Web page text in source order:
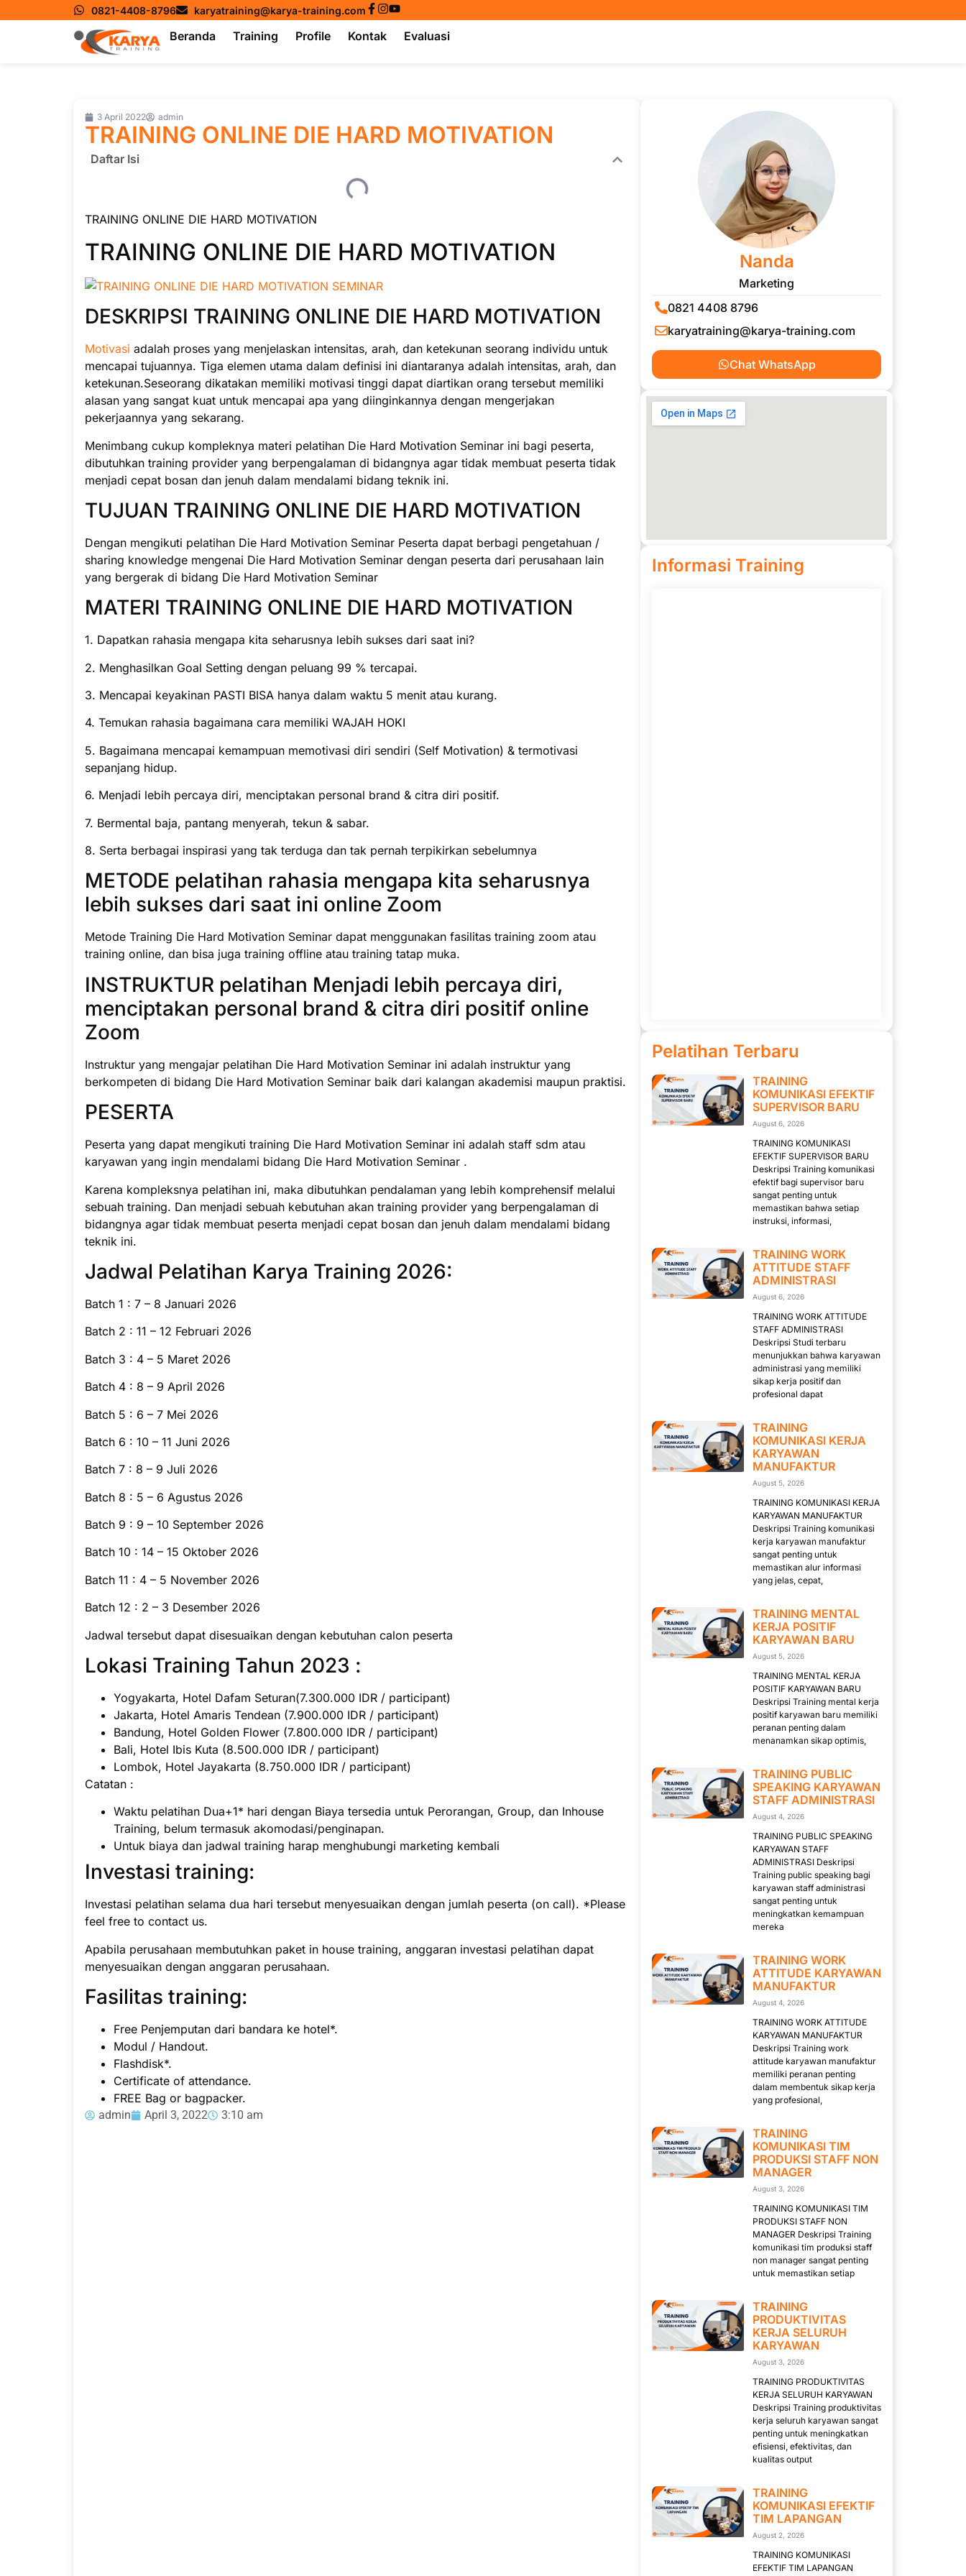
0821-4408-8796 karyatraining@karya-training.com
Beranda Training Profile Kontak Evaluasi
3 April 2022 admin
TRAINING ONLINE DIE HARD MOTIVATION
Daftar Isi
TRAINING ONLINE DIE HARD MOTIVATION
TRAINING ONLINE DIE HARD MOTIVATION
DESKRIPSI TRAINING ONLINE DIE HARD MOTIVATION
Motivasi adalah proses yang menjelaskan intensitas, arah, dan ketekunan seorang individu untuk
mencapai tujuannya. Tiga elemen utama dalam definisi ini diantaranya adalah intensitas, arah, dan
ketekunan.Seseorang dikatakan memiliki motivasi tinggi dapat diartikan orang tersebut memiliki
alasan yang sangat kuat untuk mencapai apa yang diinginkannya dengan mengerjakan
pekerjaannya yang sekarang.
Menimbang cukup kompleknya materi pelatihan Die Hard Motivation Seminar ini bagi peserta,
dibutuhkan training provider yang berpengalaman di bidangnya agar tidak membuat peserta tidak
menjadi cepat bosan dan jenuh dalam mendalami bidang teknik ini.
TUJUAN TRAINING ONLINE DIE HARD MOTIVATION
Dengan mengikuti pelatihan Die Hard Motivation Seminar Peserta dapat berbagi pengetahuan /
sharing knowledge mengenai Die Hard Motivation Seminar dengan peserta dari perusahaan lain
yang bergerak di bidang Die Hard Motivation Seminar
MATERI TRAINING ONLINE DIE HARD MOTIVATION
1. Dapatkan rahasia mengapa kita seharusnya lebih sukses dari saat ini?
2. Menghasilkan Goal Setting dengan peluang 99 % tercapai.
3. Mencapai keyakinan PASTI BISA hanya dalam waktu 5 menit atau kurang.
4. Temukan rahasia bagaimana cara memiliki WAJAH HOKI
5. Bagaimana mencapai kemampuan memotivasi diri sendiri (Self Motivation) & termotivasi
sepanjang hidup.
6. Menjadi lebih percaya diri, menciptakan personal brand & citra diri positif.
7. Bermental baja, pantang menyerah, tekun & sabar.
8. Serta berbagai inspirasi yang tak terduga dan tak pernah terpikirkan sebelumnya
METODE pelatihan rahasia mengapa kita seharusnya
lebih sukses dari saat ini online Zoom
Metode Training Die Hard Motivation Seminar dapat menggunakan fasilitas training zoom atau
training online, dan bisa juga training offline atau training tatap muka.
INSTRUKTUR pelatihan Menjadi lebih percaya diri,
menciptakan personal brand & citra diri positif online
Zoom
Instruktur yang mengajar pelatihan Die Hard Motivation Seminar ini adalah instruktur yang
berkompeten di bidang Die Hard Motivation Seminar baik dari kalangan akademisi maupun praktisi.
PESERTA
Peserta yang dapat mengikuti training Die Hard Motivation Seminar ini adalah staff sdm atau
karyawan yang ingin mendalami bidang Die Hard Motivation Seminar .
Karena kompleksnya pelatihan ini, maka dibutuhkan pendalaman yang lebih komprehensif melalui
sebuah training. Dan menjadi sebuah kebutuhan akan training provider yang berpengalaman di
bidangnya agar tidak membuat peserta menjadi cepat bosan dan jenuh dalam mendalami bidang
teknik ini.
Jadwal Pelatihan Karya Training 2026:
Batch 1 : 7 – 8 Januari 2026
Batch 2 : 11 – 12 Februari 2026
Batch 3 : 4 – 5 Maret 2026
Batch 4 : 8 – 9 April 2026
Batch 5 : 6 – 7 Mei 2026
Batch 6 : 10 – 11 Juni 2026
Batch 7 : 8 – 9 Juli 2026
Batch 8 : 5 – 6 Agustus 2026
Batch 9 : 9 – 10 September 2026
Batch 10 : 14 – 15 Oktober 2026
Batch 11 : 4 – 5 November 2026
Batch 12 : 2 – 3 Desember 2026
Jadwal tersebut dapat disesuaikan dengan kebutuhan calon peserta
Lokasi Training Tahun 2023 :
Yogyakarta, Hotel Dafam Seturan(7.300.000 IDR / participant)
Jakarta, Hotel Amaris Tendean (7.900.000 IDR / participant)
Bandung, Hotel Golden Flower (7.800.000 IDR / participant)
Bali, Hotel Ibis Kuta (8.500.000 IDR / participant)
Lombok, Hotel Jayakarta (8.750.000 IDR / participant)
Catatan :
Waktu pelatihan Dua+1* hari dengan Biaya tersedia untuk Perorangan, Group, dan Inhouse
Training, belum termasuk akomodasi/penginapan.
Untuk biaya dan jadwal training harap menghubungi marketing kembali
Investasi training:
Investasi pelatihan selama dua hari tersebut menyesuaikan dengan jumlah peserta (on call). *Please
feel free to contact us.
Apabila perusahaan membutuhkan paket in house training, anggaran investasi pelatihan dapat
menyesuaikan dengan anggaran perusahaan.
Fasilitas training:
Free Penjemputan dari bandara ke hotel*.
Modul / Handout.
Flashdisk*.
Certificate of attendance.
FREE Bag or bagpacker.
admin April 3, 2022 3:10 am
Nanda
Marketing
0821 4408 8796
karyatraining@karya-training.com
Chat WhatsApp
Informasi Training
Pelatihan Terbaru
TRAINING
KOMUNIKASI EFEKTIF
SUPERVISOR BARU
August 6, 2026
TRAINING KOMUNIKASI
EFEKTIF SUPERVISOR BARU
Deskripsi Training komunikasi
efektif bagi supervisor baru
sangat penting untuk
memastikan bahwa setiap
instruksi, informasi,
TRAINING WORK
ATTITUDE STAFF
ADMINISTRASI
August 6, 2026
TRAINING WORK ATTITUDE
STAFF ADMINISTRASI
Deskripsi Studi terbaru
menunjukkan bahwa karyawan
administrasi yang memiliki
sikap kerja positif dan
profesional dapat
TRAINING
KOMUNIKASI KERJA
KARYAWAN
MANUFAKTUR
August 5, 2026
TRAINING KOMUNIKASI KERJA
KARYAWAN MANUFAKTUR
Deskripsi Training komunikasi
kerja karyawan manufaktur
sangat penting untuk
memastikan alur informasi
yang jelas, cepat,
TRAINING MENTAL
KERJA POSITIF
KARYAWAN BARU
August 5, 2026
TRAINING MENTAL KERJA
POSITIF KARYAWAN BARU
Deskripsi Training mental kerja
positif karyawan baru memiliki
peranan penting dalam
menanamkan sikap optimis,
TRAINING PUBLIC
SPEAKING KARYAWAN
STAFF ADMINISTRASI
August 4, 2026
TRAINING PUBLIC SPEAKING
KARYAWAN STAFF
ADMINISTRASI Deskripsi
Training public speaking bagi
karyawan staff administrasi
sangat penting untuk
meningkatkan kemampuan
mereka
TRAINING WORK
ATTITUDE KARYAWAN
MANUFAKTUR
August 4, 2026
TRAINING WORK ATTITUDE
KARYAWAN MANUFAKTUR
Deskripsi Training work
attitude karyawan manufaktur
memiliki peranan penting
dalam membentuk sikap kerja
yang profesional,
TRAINING
KOMUNIKASI TIM
PRODUKSI STAFF NON
MANAGER
August 3, 2026
TRAINING KOMUNIKASI TIM
PRODUKSI STAFF NON
MANAGER Deskripsi Training
komunikasi tim produksi staff
non manager sangat penting
untuk memastikan setiap
TRAINING
PRODUKTIVITAS
KERJA SELURUH
KARYAWAN
August 3, 2026
TRAINING PRODUKTIVITAS
KERJA SELURUH KARYAWAN
Deskripsi Training produktivitas
kerja seluruh karyawan sangat
penting untuk meningkatkan
efisiensi, efektivitas, dan
kualitas output
TRAINING
KOMUNIKASI EFEKTIF
TIM LAPANGAN
August 2, 2026
TRAINING KOMUNIKASI
EFEKTIF TIM LAPANGAN